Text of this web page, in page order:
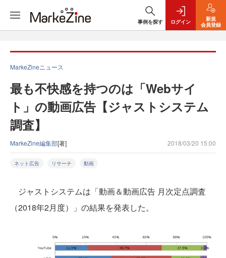
事例を探す ログイン
新規
会員登録
MarkeZineニュース
最も不快感を持つのは「Webサイ
ト」の動画広告【ジャストシステム
調査】
MarkeZine編集部[著] 2018/03/20 15:00
ネット広告 リサーチ 動画
ジャストシステムは「動画＆動画広告 月次定点調査
（2018年2月度）」の結果を発表した。